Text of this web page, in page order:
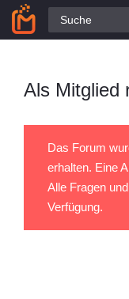
Alle Fragen
Als Mitglied
Das Forum
erhalten. Eine
Alle Fragen
Verfügung.